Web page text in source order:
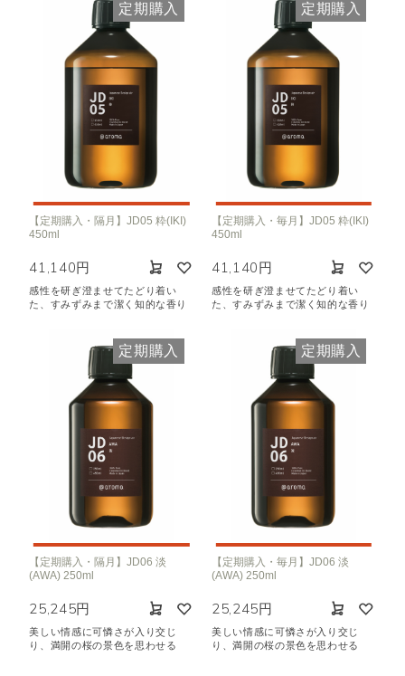
定期購入
【定期購入・隔月】JD05 粋(IKI)
450ml
41,140円
感性を研ぎ澄ませてたどり着い
た、すみずみまで潔く知的な香り
定期購入
【定期購入・毎月】JD05 粋(IKI)
450ml
41,140円
感性を研ぎ澄ませてたどり着い
た、すみずみまで潔く知的な香り
定期購入
【定期購入・隔月】JD06 淡
(AWA) 250ml
25,245円
美しい情感に可憐さが入り交じ
り、満開の桜の景色を思わせる
定期購入
【定期購入・毎月】JD06 淡
(AWA) 250ml
25,245円
美しい情感に可憐さが入り交じ
り、満開の桜の景色を思わせる